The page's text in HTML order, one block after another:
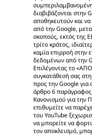
διαβιβάζονται στην
αποθηκευτούν και
από την Google,
σκοπούς, εκτός της
τρίτο κράτος,
καμία επιρροή στην
δεδομένων από την
Επιλέγοντας το
συγκατάθεσή σας
προς την Google
άρθρο 6 παράγραφος
Κανονισμού για την
επιθυμείτε να
του YouTube
να μπορείτε να
τον αποκλεισμό,